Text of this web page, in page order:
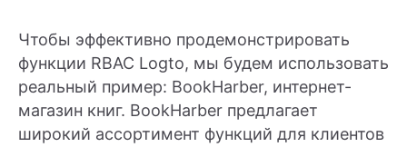
Чтобы эффективно продемонстрировать
функции RBAC Logto, мы будем использовать
реальный пример: BookHarber, интернет-
магазин книг. BookHarber предлагает
широкий ассортимент функций для клиентов